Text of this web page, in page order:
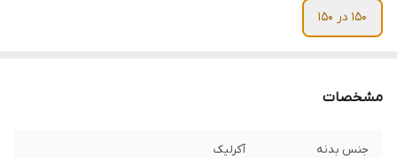
150 در 150
مشخصات
جنس بدنه آکرلیک